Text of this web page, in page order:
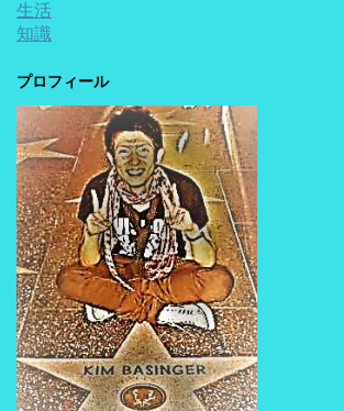
生活
知識
プロフィール